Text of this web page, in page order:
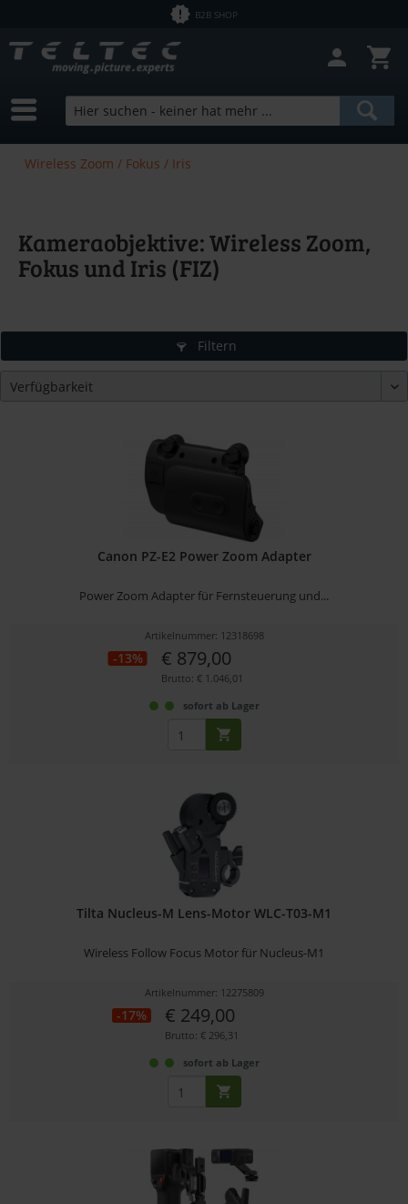
B2B SHOP
Wireless Zoom / Fokus / Iris
Kameraobjektive: Wireless Zoom,
Fokus und Iris (FIZ)
Filtern
Canon PZ-E2 Power Zoom Adapter
Power Zoom Adapter für Fernsteuerung und...
Artikelnummer: 12318698
-13% € 879,00
Brutto: € 1.046,01
sofort ab Lager
Tilta Nucleus-M Lens-Motor WLC-T03-M1
Wireless Follow Focus Motor für Nucleus-M1
Artikelnummer: 12275809
-17% € 249,00
Brutto: € 296,31
sofort ab Lager